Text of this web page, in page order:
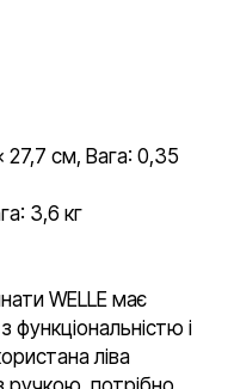
27,7 см, Вага: 0,35
3,6 кг
WELLE має
функціональністю і
ліва